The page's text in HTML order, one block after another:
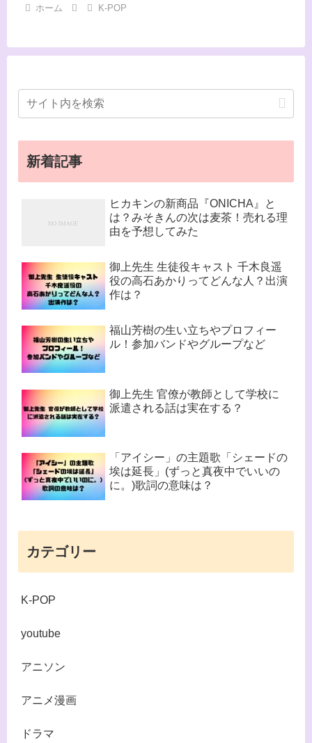
ホーム K-POP
新着記事
ヒカキンの新商品『ONICHA』と
は？みそきんの次は麦茶！売れる理
由を予想してみた
御上先生 生徒役キャスト 千木良遥
役の高石あかりってどんな人？出演
作は？
福山芳樹の生い立ちやプロフィー
ル！参加バンドやグループなど
御上先生 官僚が教師として学校に
派遣される話は実在する？
「アイシー」の主題歌「シェードの
埃は延長」(ずっと真夜中でいいの
に。)歌詞の意味は？
カテゴリー
K-POP
youtube
アニソン
アニメ漫画
ドラマ